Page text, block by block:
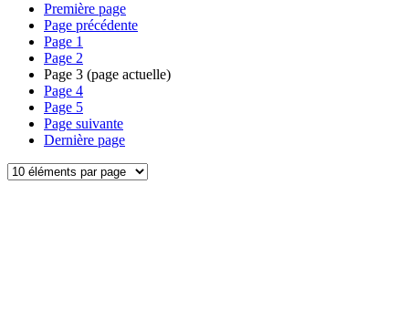
Première page
Page précédente
Page 1
Page 2
Page 3 (page actuelle)
Page 4
Page 5
Page suivante
Dernière page